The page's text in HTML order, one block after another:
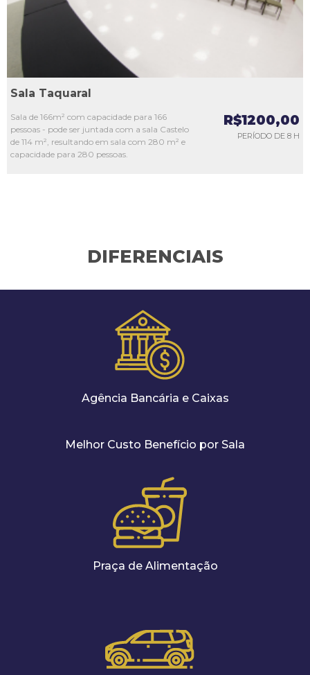
Sala Taquaral
Sala de 166m² com capacidade para 166
pessoas - pode ser juntada com a sala Castelo
de 114 m², resultando em sala com 280 m² e
capacidade para 280 pessoas.
R$1200,00
PERÍODO DE 8 H
DIFERENCIAIS
Agência Bancária e Caixas
Melhor Custo Benefício por Sala
Praça de Alimentação